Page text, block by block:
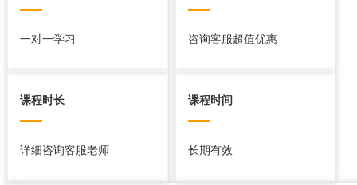
一对一学习 咨询客服超值优惠
课程时长
详细咨询客服老师
课程时间
长期有效